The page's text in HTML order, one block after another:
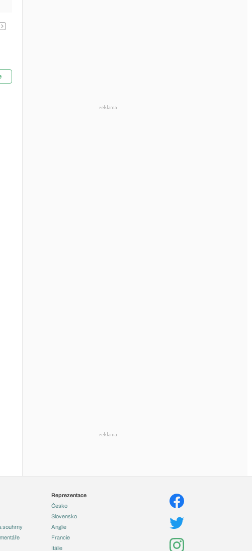
souhrny
Reprezentace
Česko
Slovensko
Anglie
Francie
Itálie